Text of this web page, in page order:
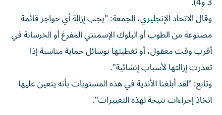
وقال الاتحاد الإنجليزي، الجمعة: "يجب إزالة أي حواجز قائمة
مصنوعة من الطوب أو البلوك الإسمنتي المفرغ أو الخرسانة في
أقرب وقت معقول، أو تغطيتها بوسائل حماية مناسبة إذا
تعذرت إزالتها لأسباب إنشائية".
وتابع: "لقد أبلغنا الأندية في هذه المستويات بأنه يتعين عليها
اتخاذ إجراءات نتيجة لهذه التغييرات".